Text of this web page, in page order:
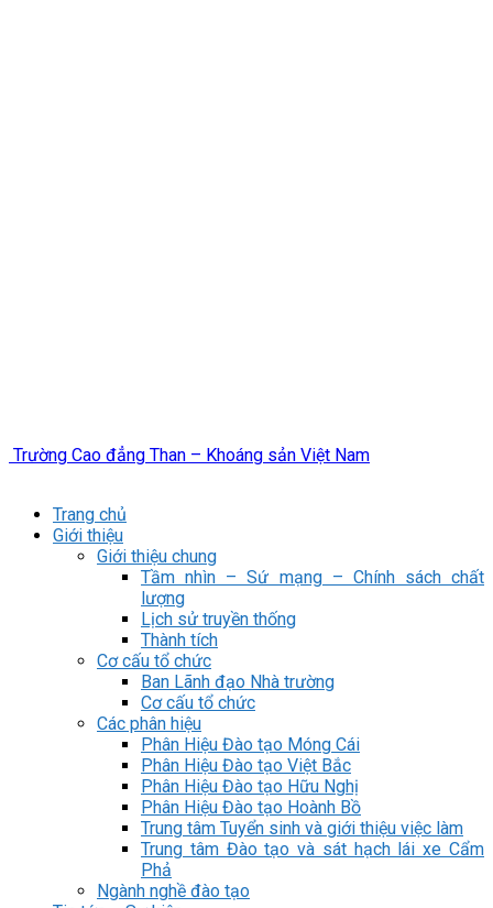
Trường Cao đẳng Than – Khoáng sản Việt Nam
Trang chủ
Giới thiệu
Giới thiệu chung
Tầm nhìn – Sứ mạng – Chính sách chất
lượng
Lịch sử truyền thống
Thành tích
Cơ cấu tổ chức
Ban Lãnh đạo Nhà trường
Cơ cấu tổ chức
Các phân hiệu
Phân Hiệu Đào tạo Móng Cái
Phân Hiệu Đào tạo Việt Bắc
Phân Hiệu Đào tạo Hữu Nghị
Phân Hiệu Đào tạo Hoành Bồ
Trung tâm Tuyển sinh và giới thiệu việc làm
Trung tâm Đào tạo và sát hạch lái xe Cẩm
Phả
Ngành nghề đào tạo